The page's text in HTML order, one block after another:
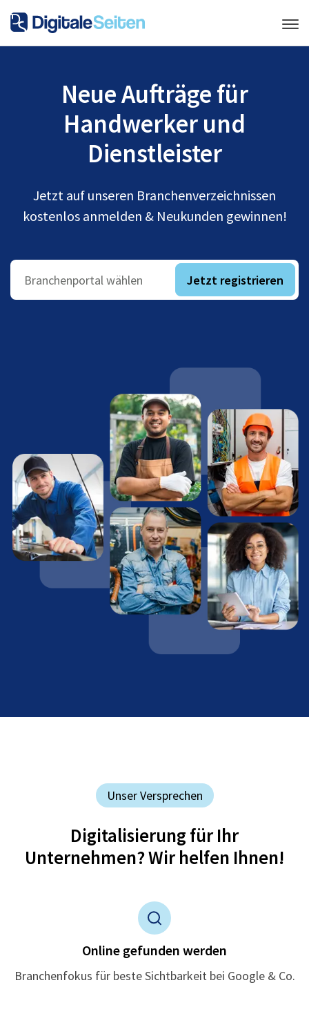
Neue Aufträge für
Handwerker und
Dienstleister
Jetzt auf unseren Branchenverzeichnissen
kostenlos anmelden & Neukunden gewinnen!
Branchenportal wählen Jetzt registrieren
Unser Versprechen
Digitalisierung für Ihr
Unternehmen? Wir helfen Ihnen!
Online gefunden werden
Branchenfokus für beste Sichtbarkeit bei Google & Co.